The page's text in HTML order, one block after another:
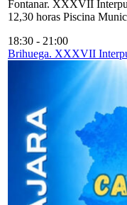
Fontanar. XXXVII
12,30 horas Piscina
18:30 - 21:00
Brihuega. XXXVII